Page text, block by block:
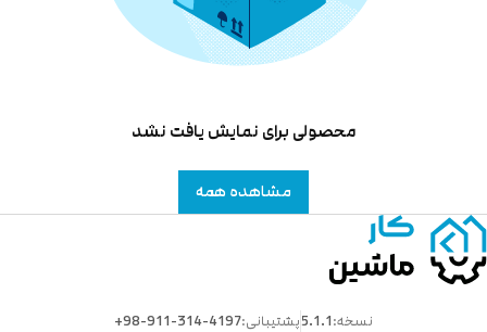
محصولی برای نمایش یافت نشد
مشاهده همه
نسخه:5.1.1پشتیبانی:+98-911-314-4197